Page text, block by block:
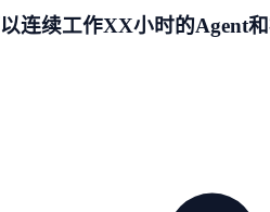
连续工作XX小时的Agent